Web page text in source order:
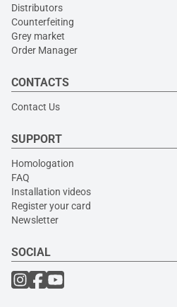
Distributors
Counterfeiting
Grey market
Order Manager
CONTACTS
Contact Us
SUPPORT
Homologation
FAQ
Installation videos
Register your card
Newsletter
SOCIAL